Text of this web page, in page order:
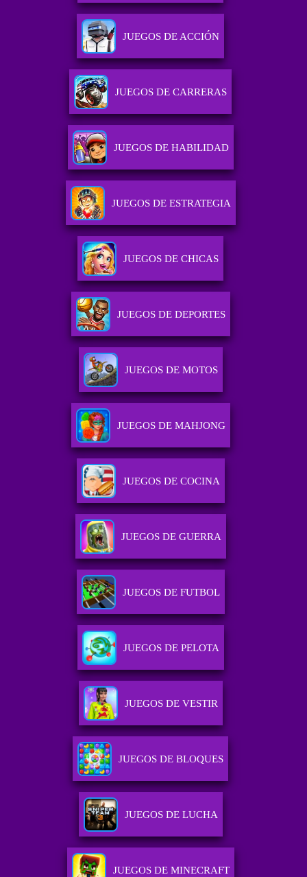
JUEGOS DE ACCIÓN
JUEGOS DE CARRERAS
JUEGOS DE HABILIDAD
JUEGOS DE ESTRATEGIA
JUEGOS DE CHICAS
JUEGOS DE DEPORTES
JUEGOS DE MOTOS
JUEGOS DE MAHJONG
JUEGOS DE COCINA
JUEGOS DE GUERRA
JUEGOS DE FUTBOL
JUEGOS DE PELOTA
JUEGOS DE VESTIR
JUEGOS DE BLOQUES
JUEGOS DE LUCHA
JUEGOS DE MINECRAFT